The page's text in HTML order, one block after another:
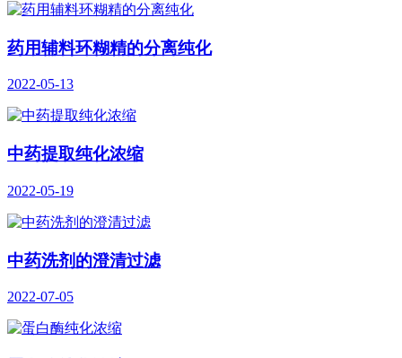
药用辅料环糊精的分离纯化
2022-05-13
中药提取纯化浓缩
2022-05-19
中药洗剂的澄清过滤
2022-07-05